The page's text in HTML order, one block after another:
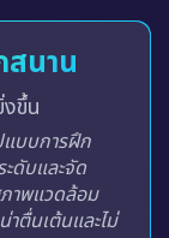
นาน
ขึ้น
แบบการฝึก
ดับและจัด
าพแวดล้อม
าตื่นเต้นและไม่